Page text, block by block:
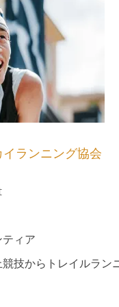
イランニング協会
ィア
技からトレイルラン